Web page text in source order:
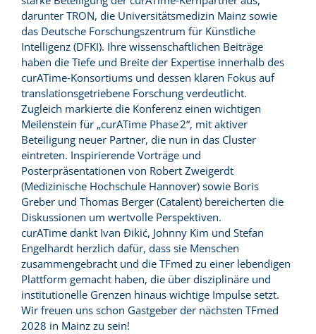
darunter TRON, die Universitätsmedizin Mainz sowie
das Deutsche Forschungszentrum für Künstliche
Intelligenz (DFKI). Ihre wissenschaftlichen Beiträge
haben die Tiefe und Breite der Expertise innerhalb des
curATime‑Konsortiums und dessen klaren Fokus auf
translationsgetriebene Forschung verdeutlicht.
Zugleich markierte die Konferenz einen wichtigen
Meilenstein für „curATime Phase 2“, mit aktiver
Beteiligung neuer Partner, die nun in das Cluster
eintreten. Inspirierende Vorträge und
Posterpräsentationen von Robert Zweigerdt
(Medizinische Hochschule Hannover) sowie Boris
Greber und Thomas Berger (Catalent) bereicherten die
Diskussionen um wertvolle Perspektiven.
curATime dankt Ivan Đikić, Johnny Kim und Stefan
Engelhardt herzlich dafür, dass sie Menschen
zusammengebracht und die TFmed zu einer lebendigen
Plattform gemacht haben, die über disziplinäre und
institutionelle Grenzen hinaus wichtige Impulse setzt.
Wir freuen uns schon Gastgeber der nächsten TFmed
2028 in Mainz zu sein!